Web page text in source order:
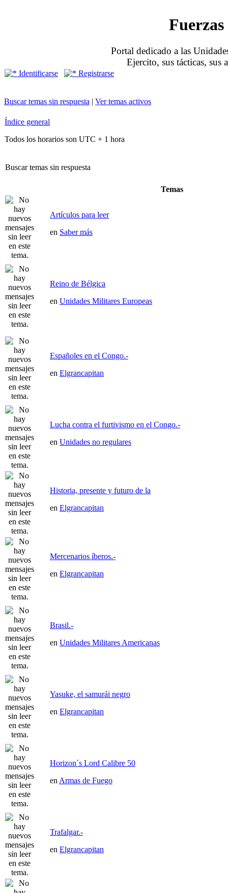
Portal dedicado a las
Ejercito, sus tácticas, sus
Identificarse Registrarse
Buscar temas sin respuesta | Ver temas activos
Índice general
Todos los horarios son UTC + 1 hora
Buscar temas sin respuesta
Temas
Artículos para leer
en Saber más
Reino de Bélgica
en Unidades Militares Europeas
Españoles en el Congo.-
en Elgrancapitan
Lucha contra el furtivismo en el Congo.-
en Unidades no regulares
Historia, presente y futuro de la
en Elgrancapitan
Mercenarios íberos.-
en Elgrancapitan
Brasil.-
en Unidades Militares Americanas
Yasuke, el samurái negro
en Elgrancapitan
Horizon´s Lord Calibre 50
en Armas de Fuego
Trafalgar.-
en Elgrancapitan